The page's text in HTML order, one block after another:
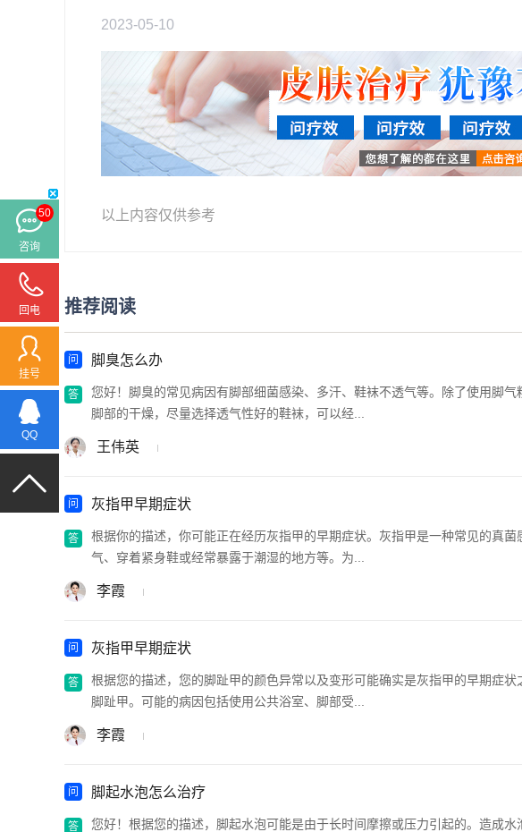
2023-05-10
以上内容仅供参考
推荐阅读
脚臭怎么办
您好！脚臭的常见病因有脚部细菌感染、多汗、鞋袜不透气等。除了使用脚
脚部的干燥，尽量选择透气性好的鞋袜，可以经...
王伟英
灰指甲早期症状
根据你的描述，你可能正在经历灰指甲的早期症状。灰指甲是一种常见的真
气、穿着紧身鞋或经常暴露于潮湿的地方等。为...
李霞
灰指甲早期症状
根据您的描述，您的脚趾甲的颜色异常以及变形可能确实是灰指甲的早期症
脚趾甲。可能的病因包括使用公共浴室、脚部受...
李霞
脚起水泡怎么治疗
您好！根据您的描述，脚起水泡可能是由于长时间摩擦或压力引起的。造成
50
咨询
回电
挂号
QQ